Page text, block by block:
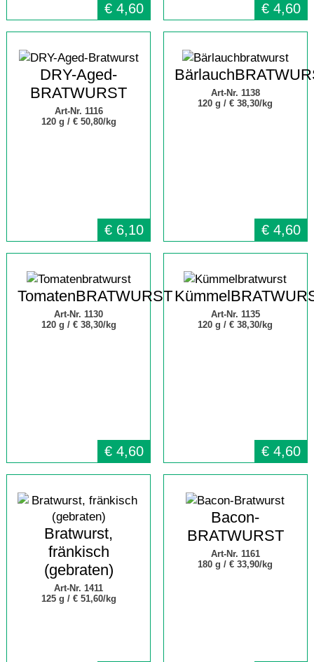
€ 4,60 € 4,60
DRY-Aged-
BRATWURST
Art-Nr. 1116
120 g / € 50,80/kg
€ 6,10
Art-Nr. 1138
120 g /€ 38,30/kg
€ 4,60
TomatenBRATWURST
Art-Nr. 1130
120 g / € 38,30/kg
€ 4,60
Art-Nr. 1135
120 g /€ 38,30/kg
€ 4,60
Bratwurst,
fränkisch
(gebraten)
Art-Nr. 1411
125 g / € 51,60/kg
Bacon-
BRATWURST
Art-Nr. 1161
180 g /€ 33,90/kg